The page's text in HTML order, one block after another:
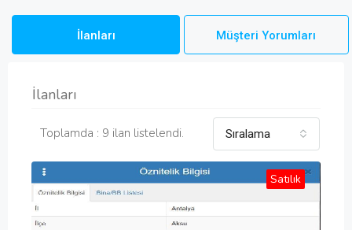
İlanları Müşteri Yorumları
İlanları
Toplamda : 9 ilan listelendi. Sıralama
Satılık